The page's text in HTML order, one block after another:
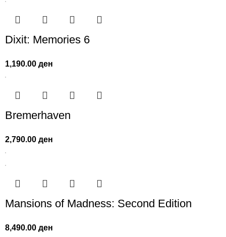
Dixit: Memories 6
1,190.00ден
Bremerhaven
2,790.00ден
Mansions of Madness: Second Edition
8,490.00ден